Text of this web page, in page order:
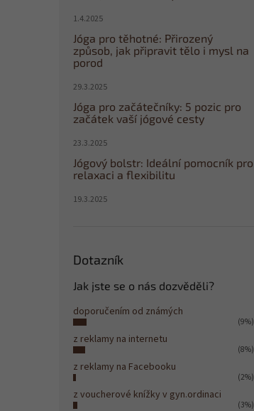
1.4.2025
Jóga pro těhotné: Přirozený
způsob, jak připravit tělo i mysl na
porod
29.3.2025
Jóga pro začátečníky: 5 pozic pro
začátek vaší jógové cesty
23.3.2025
Jógový bolstr: Ideální pomocník pro
relaxaci a flexibilitu
19.3.2025
Dotazník
Jak jste se o nás dozvěděli?
doporučením od známých
(9%)
z reklamy na internetu
(8%)
z reklamy na Facebooku
(2%)
z voucherové knížky v gyn.ordinaci
(3%)